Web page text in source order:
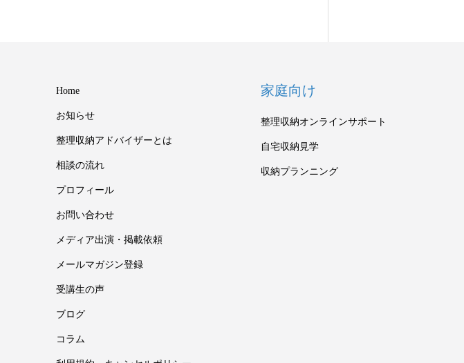
Home
お知らせ
整理収納アドバイザーとは
相談の流れ
プロフィール
お問い合わせ
メディア出演・掲載依頼
メールマガジン登録
受講生の声
ブログ
コラム
家庭向け
整理収納オンラインサポート
自宅収納見学
収納プランニング